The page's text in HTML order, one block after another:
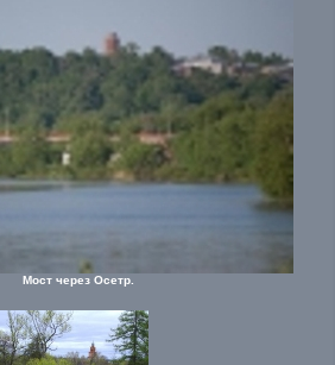
Мост через Осетр.